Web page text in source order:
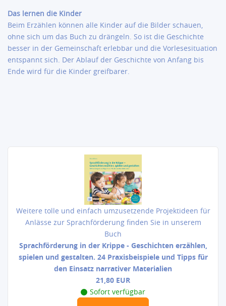
Das lernen die Kinder
Beim Erzählen können alle Kinder auf die Bilder schauen,
ohne sich um das Buch zu drängeln. So ist die Geschichte
besser in der Gemeinschaft erlebbar und die Vorlesesituation
entspannt sich. Der Ablauf der Geschichte von Anfang bis
Ende wird für die Kinder greifbarer.
Weitere tolle und einfach umzusetzende Projektideen für
Anlässe zur Sprachförderung finden Sie in unserem
Buch
Sprachförderung in der Krippe - Geschichten erzählen,
spielen und gestalten. 24 Praxisbeispiele und Tipps für
den Einsatz narrativer Materialien
21,80 EUR
Sofort verfügbar